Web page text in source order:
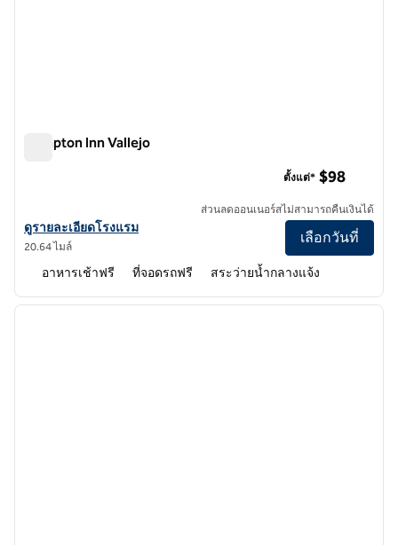
Hampton Inn Vallejo
ดูรายละเอียดโรงแรมสําหรับ Hampton Inn Vallejo
ดูรายละเอียดโรงแรม
20.64 ไมล์
ตั้งแต่* $98
ส่วนลดออนเนอร์สไม่สามารถคืนเงินได้
เลือกวันที่
อาหารเช้าฟรี ที่จอดรถฟรี สระว่ายน้ำกลางแจ้ง
1 จาก 10
ภาพถั